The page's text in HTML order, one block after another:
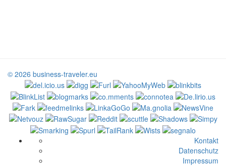
© 2026 business-traveler.eu
Kontakt
Datenschutz
Impressum